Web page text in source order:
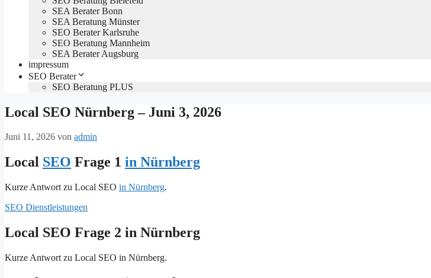
SEA Berater Bonn
SEA Beratung Münster
SEO Berater Karlsruhe
SEO Beratung Mannheim
SEA Berater Augsburg
impressum
SEO Berater
SEO Beratung PLUS
Local SEO Nürnberg – Juni 3, 2026
Juni 11, 2026 von admin
Local SEO Frage 1 in Nürnberg
Kurze Antwort zu Local SEO in Nürnberg.
SEO Dienstleistungen
Local SEO Frage 2 in Nürnberg
Kurze Antwort zu Local SEO in Nürnberg.